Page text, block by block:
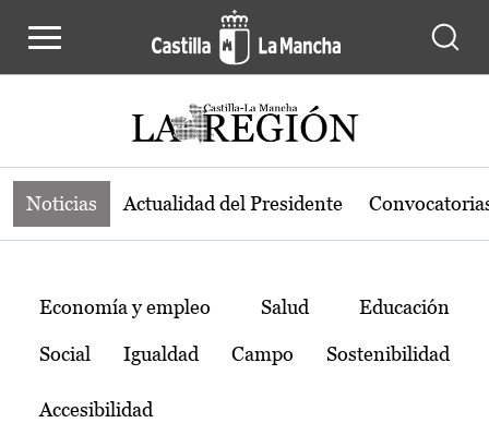
Noticias de la región de Castilla-La
Noticias Actualidad del Presidente
Temas
Economía y empleo Salud Educación
Social Igualdad Campo Sostenibilidad
Accesibilidad